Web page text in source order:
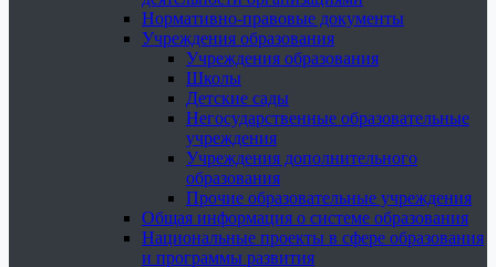
Нормативно-правовые документы
Учреждения образования
Учреждения образования
Школы
Детские сады
Негосударственные образовательные
учреждения
Учреждения дополнительного
образования
Прочие образовательные учреждения
Общая информация о системе образования
Национальные проекты в сфере образования
и программы развития